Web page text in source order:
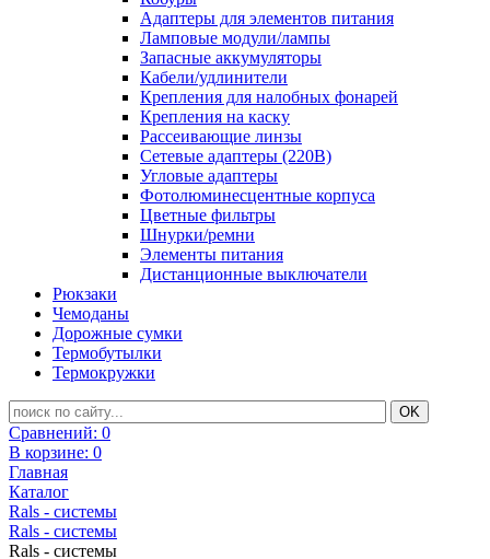
Адаптеры для элементов питания
Ламповые модули/лампы
Запасные аккумуляторы
Кабели/удлинители
Крепления для налобных фонарей
Крепления на каску
Рассеивающие линзы
Сетевые адаптеры (220В)
Угловые адаптеры
Фотолюминесцентные корпуса
Цветные фильтры
Шнурки/ремни
Элементы питания
Дистанционные выключатели
Рюкзаки
Чемоданы
Дорожные сумки
Термобутылки
Термокружки
Сравнений: 0
В корзине: 0
Главная
Каталог
Rals - системы
Rals - системы
Rals - системы